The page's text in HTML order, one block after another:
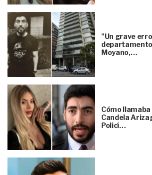
"Un grave
departamento
Moyano,…
Cómo llamaba
Candela
Policí…